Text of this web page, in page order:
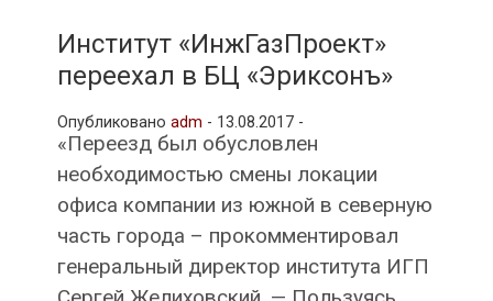
и
другие связанные со стройкой
рубрики
Институт «ИнжГазПроект»
переехал в БЦ «Эриксонъ»
Опубликовано adm - 13.08.2017 -
«Переезд был обусловлен
необходимостью смены локации
офиса компании из южной в северную
часть города – прокомментировал
генеральный директор института ИГП